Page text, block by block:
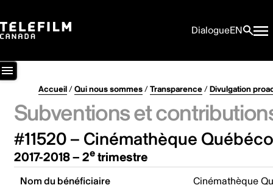
DialogueEN
Accueil/Qui nous sommes/Transparence/Divulgation
Subventions et
#11520 – Cinémathèque
2017-2018 – 2etrimestre
Nom du bénéficiaire Cinémathèque